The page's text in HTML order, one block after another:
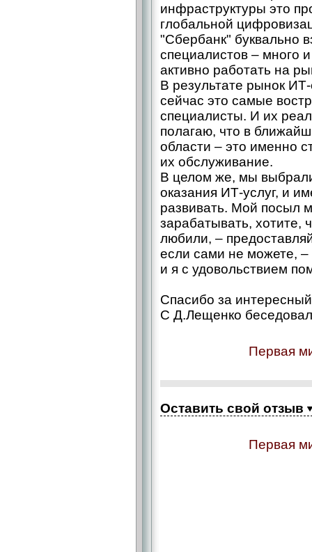
инфраструктуры это
глобальной
"Сбербанк" буквально
специалистов – много
активно работать на
В результате рынок
сейчас это самые
специалисты. И их
полагаю, что в
области – это именно
их обслуживание.
В целом же, мы
оказания ИТ-услуг, и
развивать. Мой посыл
зарабатывать, хотите,
любили, –
если сами не можете, –
и я с удовольствием
Спасибо за
С Д.Лещенко
Первая
Оставить свой отзыв
Первая